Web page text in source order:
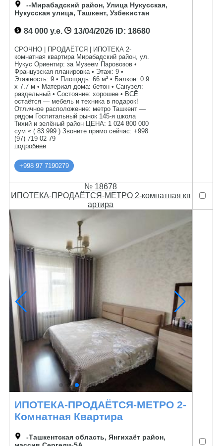
--Мирабадский район, Улица Нукусская,
Нукусская улица, Ташкент, Узбекистан
84 000 у.е. 13/04/2026ID: 18680
СРОЧНО | ПРОДАЁТСЯ | ИПОТЕКА 2-
комнатная квартира Мирабадский район, ул.
Нукус Ориентир: за Музеем Паровозов •
Французская планировка • Этаж: 9 •
Этажность: 9 • Площадь: 66 м² • Балкон: 0.9
x 7.7 м • Материал дома: бетон • Санузел:
раздельный • Состояние: хорошее • ВСЁ
остаётся — мебель и техника в подарок!
Отличное расположение: метро Ташкент —
рядом Госпитальный рынок 145-я школа
Тихий и зелёный район ЦЕНА: 1 024 800 000
сум ≈ ( 83.999 ) Звоните прямо сейчас: +998
(97) 719-02-79
подробнее
+998 97 7190279
№ 18678
ИПОТЕКА-ПРОДАЁТСЯ-МЕТРО 2-комнатная кв
артира
ИПОТЕКА-ПРОДАЁТСЯ-МЕТРО 2-
Комнатная Квартира
-Ташкентская область, Янгихаёт район,